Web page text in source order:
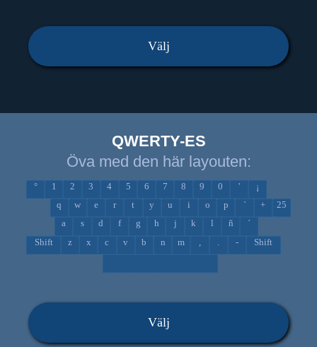
Välj
QWERTY-ES
Öva med den här layouten:
° 1 2 3 4 5 6 7 8 9 0 '
¡
q
w e r t y u i o p ` +
25
a
s d f g h j k l ñ
´
Shift
z x c v b n m - Shift
Välj